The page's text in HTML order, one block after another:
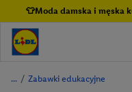
👕Moda damska i męska
/ Zabawki edukacyjne